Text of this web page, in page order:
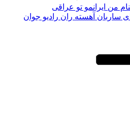
من ایرانمو تو عراقی
ای ساربان آهسته ران رادیو جوان